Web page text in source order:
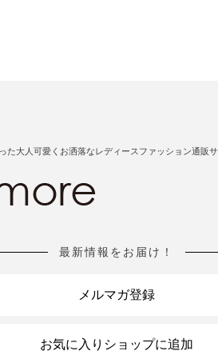
た大人可愛くお洒落なレディースファッション通販
最新情報をお届け！
メルマガ登録
お気に入りショップに追加